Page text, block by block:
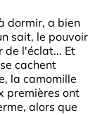
dormir, a bien
sait, le pouvoir
de l'éclat... Et
cachent
la camomille
premières ont
alors que